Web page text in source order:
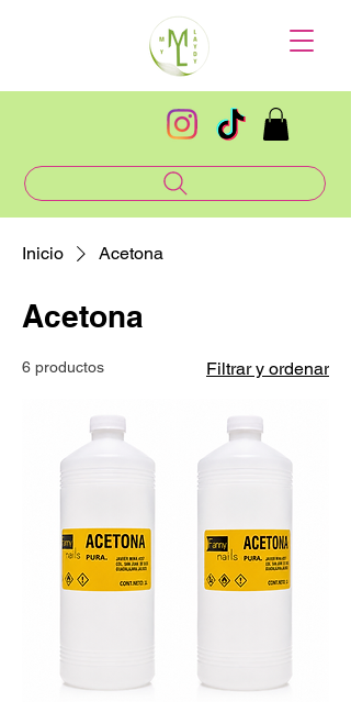
Inicio Acetona
Acetona
6 productos Filtrar y ordenar